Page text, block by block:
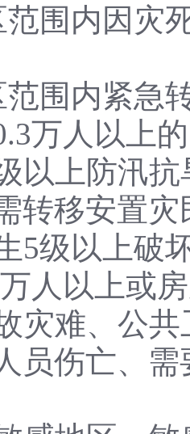
围内因灾
围内紧急
万人以上
以上防汛抗
转移安置
5级以上破
人以上或
灾难、公共
员伤亡、